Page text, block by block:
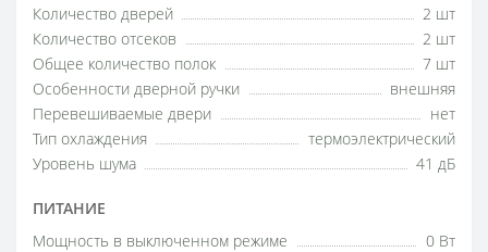
Количество дверей
2 шт
Количество отсеков
2 шт
Общее количество полок
7 шт
Особенности дверной ручки
внешняя
Перевешиваемые двери
нет
Тип охлаждения
термоэлектрический
Уровень шума
41 дБ
ПИТАНИЕ
Мощность в выключенном режиме
0 Вт